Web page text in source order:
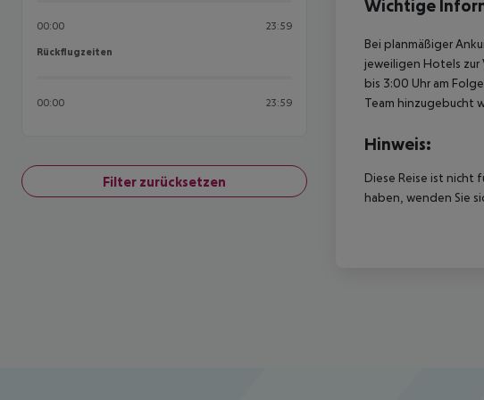
00:00 23:59
Rückflugzeiten
Rückflugzeiten
00:00 23:59
Filter zurücksetzen
Wichtige
Bei planmäßiger
jeweiligen Hotels
bis 3:00 Uhr am
Team hinzugebucht
Hinweis:
Diese Reise ist nicht
haben, wenden Sie